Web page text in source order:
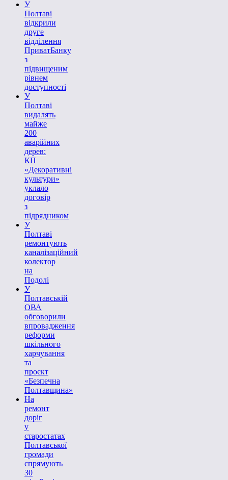
У
Полтаві
відкрили
друге
відділення
ПриватБанку
з
підвищеним
рівнем
доступності
У
Полтаві
видалять
майже
200
аварійних
дерев:
КП
«Декоративні
культури»
уклало
договір
з
підрядником
У
Полтаві
ремонтують
каналізаційний
колектор
на
Подолі
У
Полтавській
ОВА
обговорили
впровадження
реформи
шкільного
харчування
та
проєкт
«Безпечна
Полтавщина»
На
ремонт
доріг
у
старостатах
Полтавської
громади
спрямують
30